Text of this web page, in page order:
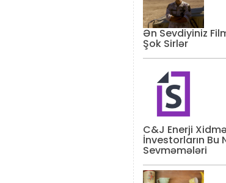
Ən Sevdiyiniz
Şok Sirlər
C&J Enerji
İnvestorların Bu
Sevməmələri